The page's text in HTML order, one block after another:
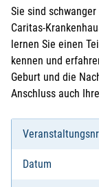
Sie sind
Caritas-
lernen Sie einen
kennen und
Geburt und die
Anschluss auch
Datum